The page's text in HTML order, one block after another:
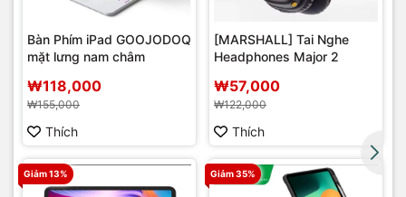
Bàn Phím iPad GOOJODOQ
mặt lưng nam châm
₩118,000
₩155,000
Thích
[MARSHALL] Tai Nghe
Headphones Major 2
₩57,000
₩122,000
Thích
Giảm 13% Giảm 35%